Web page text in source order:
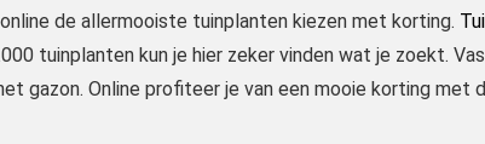
de allermooiste tuinplanten kiezen met korting.
tuinplanten kun je hier zeker vinden wat je zoekt.
gazon. Online profiteer je van een mooie korting met